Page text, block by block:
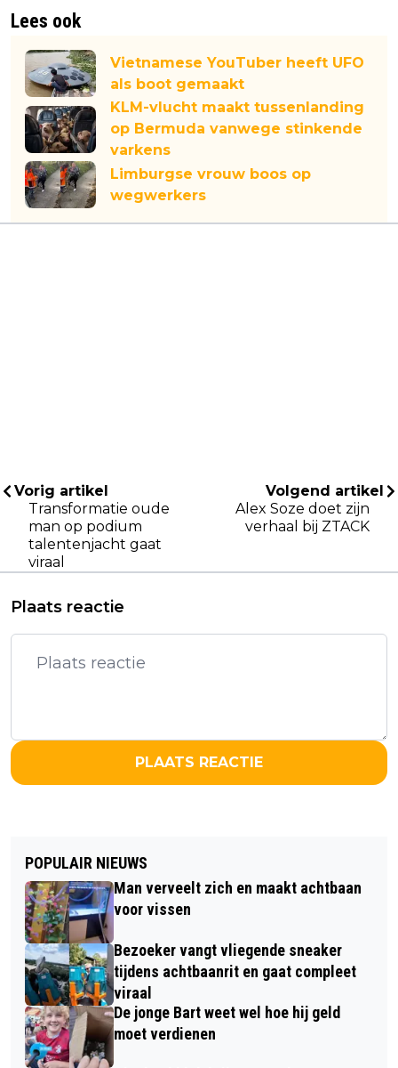
Lees ook
Vietnamese YouTuber heeft UFO
als boot gemaakt
KLM-vlucht maakt tussenlanding
op Bermuda vanwege stinkende
varkens
Limburgse vrouw boos op
wegwerkers
Vorig artikel
Transformatie oude
man op podium
talentenjacht gaat
viraal
Volgend artikel
Alex Soze doet zijn
verhaal bij ZTACK
Plaats reactie
PLAATS REACTIE
POPULAIR NIEUWS
Man verveelt zich en maakt achtbaan
voor vissen
Bezoeker vangt vliegende sneaker
tijdens achtbaanrit en gaat compleet
viraal
De jonge Bart weet wel hoe hij geld
moet verdienen